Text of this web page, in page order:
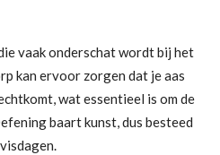
vaak onderschat wordt bij het
kan ervoor zorgen dat je aas
wat essentieel is om de
baart kunst, dus besteed